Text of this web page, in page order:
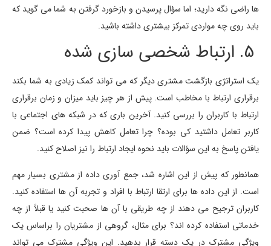
ها راضی نگه دارید؛ اما سؤال پرسیدن و بازخورد گرفتن به شما می گوید که
باید روی چه مواردی تمرکز بیشتری داشته باشید.
یک استراتژی بازگشت مشتری دیگر که می تواند کمک زیادی به شما بکند
برقراری ارتباط با مخاطب است. پیش از هر چیز باید میزان و زمان برقراری
ارتباط با کاربران را بررسی کنید. آخرین باری که در شبکه های اجتماعی با
کاربر تعامل داشتید کی بوده؟ چرا تعامل کاهش پیدا کرده است؟ ضمن
یافتن پاسخ به این سؤالات باید نحوه ایجاد ارتباط را نیز اصلاح کنید.
همانطور که پیش از این اشاره شد، جمع آوری داده از مشتری بسیار مهم
است. از این داده ها برای ارتقا ارتباط با افراد و تجربه آن ها استفاده کنید.
کاربران ترجیح می دهند از چه طریقی با آن ها صحبت کنید یا قبلاً از چه
خدماتی استفاده کرده اند؟ برای مثال، گروهی از مشتریان را براساس یک
ویژگی مشترک در یک دسته قرار بدهید. این ویژگی مشترک می تواند